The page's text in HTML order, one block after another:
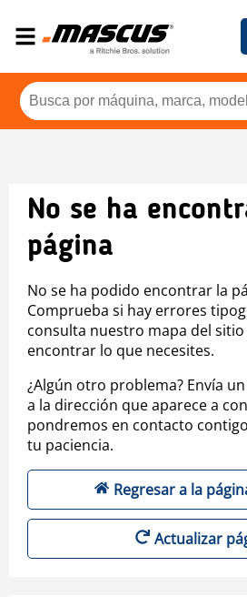
No se ha
página
No se ha podido encontrar la
Comprueba si hay errores
consulta nuestro mapa del
encontrar lo que necesites.
¿Algún otro problema? Envía
a la dirección que aparece a
pondremos en contacto
tu paciencia.
Regresar a la
Actualizar